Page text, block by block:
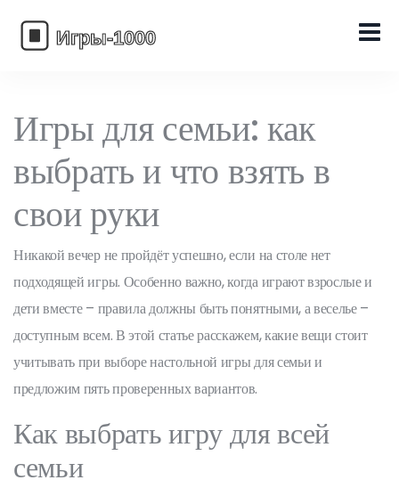
Игры для семьи: как
выбрать и что взять в
свои руки
Никакой вечер не пройдёт успешно, если на столе нет
подходящей игры. Особенно важно, когда играют взрослые и
дети вместе – правила должны быть понятными, а веселье –
доступным всем. В этой статье расскажем, какие вещи стоит
учитывать при выборе настольной игры для семьи и
предложим пять проверенных вариантов.
Как выбрать игру для всей
семьи